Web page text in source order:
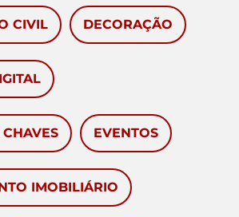
CIVIL DECORAÇÃO
EVENTOS
IMOBILIÁRIO